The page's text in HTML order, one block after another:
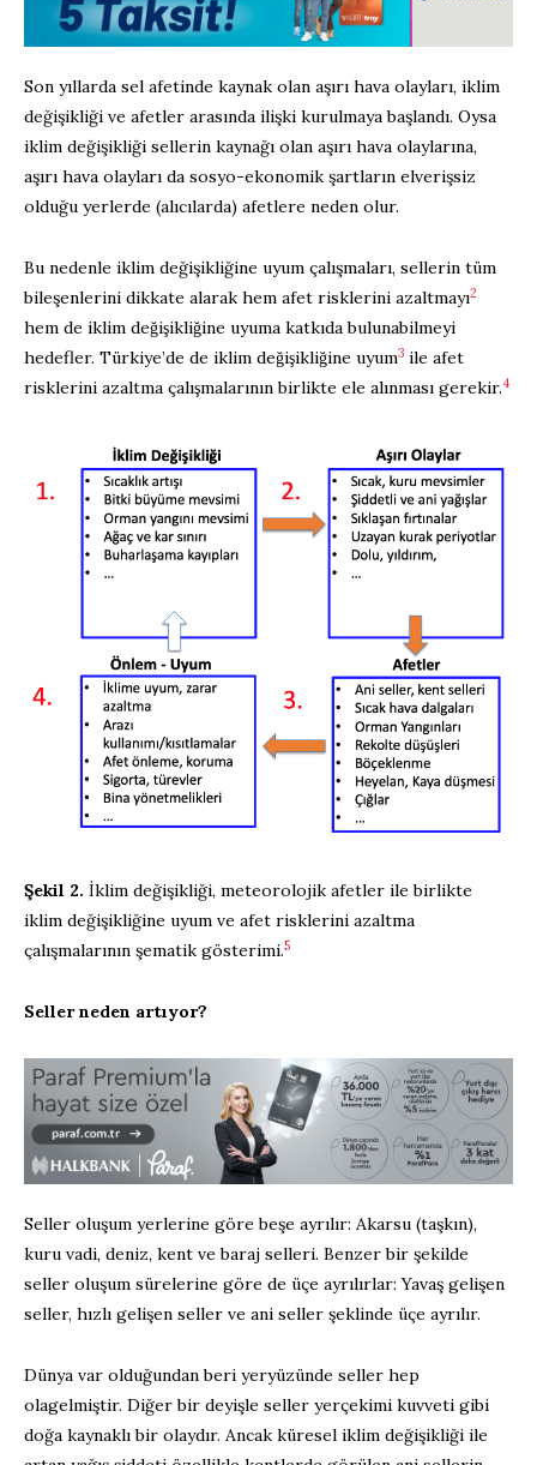
Son yıllarda sel afetinde kaynak olan aşırı hava olayları, iklim
değişikliği ve afetler arasında ilişki kurulmaya başlandı. Oysa
iklim değişikliği sellerin kaynağı olan aşırı hava olaylarına,
aşırı hava olayları da sosyo-ekonomik şartların elverişsiz
olduğu yerlerde (alıcılarda) afetlere neden olur.
Bu nedenle iklim değişikliğine uyum çalışmaları, sellerin tüm
bileşenlerini dikkate alarak hem afet risklerini azaltmayı2
hem de iklim değişikliğine uyuma katkıda bulunabilmeyi
hedefler. Türkiye’de de iklim değişikliğine uyum3 ile afet
risklerini azaltma çalışmalarının birlikte ele alınması gerekir.4
Şekil 2. İklim değişikliği, meteorolojik afetler ile birlikte
iklim değişikliğine uyum ve afet risklerini azaltma
çalışmalarının şematik gösterimi.5
Seller neden artıyor?
Seller oluşum yerlerine göre beşe ayrılır: Akarsu (taşkın),
kuru vadi, deniz, kent ve baraj selleri. Benzer bir şekilde
seller oluşum sürelerine göre de üçe ayrılırlar: Yavaş gelişen
seller, hızlı gelişen seller ve ani seller şeklinde üçe ayrılır.
Dünya var olduğundan beri yeryüzünde seller hep
olagelmiştir. Diğer bir deyişle seller yerçekimi kuvveti gibi
doğa kaynaklı bir olaydır. Ancak küresel iklim değişikliği ile